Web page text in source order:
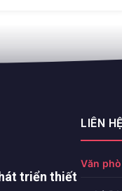
triển thiết
LIÊN HỆ
Văn